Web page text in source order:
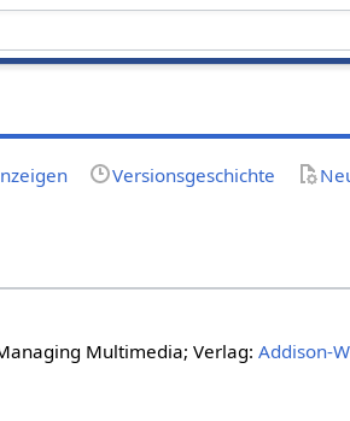
Versionsgeschichte
Multimedia; Verlag: Addison-